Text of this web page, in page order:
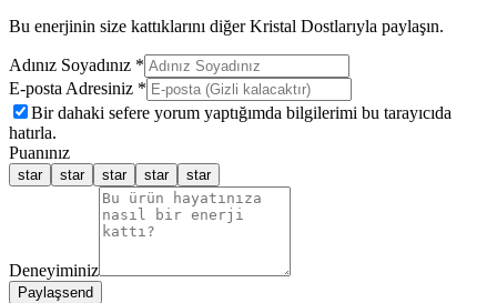
Bu enerjinin size kattıklarını diğer Kristal Dostlarıyla paylaşın.
Adınız Soyadınız *
E-posta Adresiniz *
Bir dahaki sefere yorum yaptığımda bilgilerimi bu tarayıcıda
hatırla.
Puanınız
star star star star star
Deneyiminiz
Paylaşsend